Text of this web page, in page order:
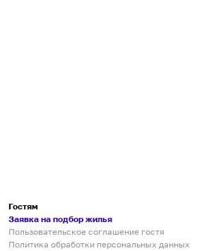
Гостям
Заявка на подбор жилья
Пользовательское соглашение гостя
Политика обработки персональных данных